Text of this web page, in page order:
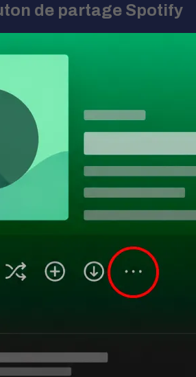
de partage Spotify